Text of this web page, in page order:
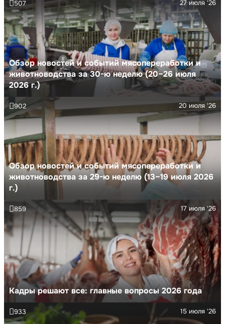
Обзор новостей и событий мясопереработки и
животноводства за 30-ю неделю (20–26 июля
2026 г.)
27 июля '26
507
Обзор новостей и событий мясопереработки и
животноводства за 29-ю неделю (13–19 июля 2026
г.)
20 июля '26
902
Кадры решают все: главные вопросы 2026 года
17 июля '26
859
15 июля '26
933